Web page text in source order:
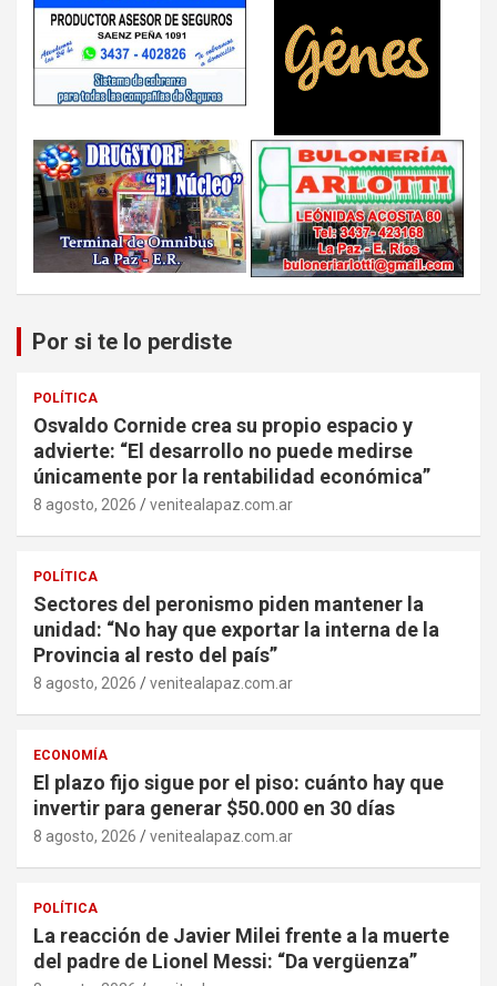
Por si te lo perdiste
POLÍTICA
Osvaldo Cornide crea su propio espacio y
advierte: “El desarrollo no puede medirse
únicamente por la rentabilidad económica”
8 agosto, 2026 venitealapaz.com.ar
POLÍTICA
Sectores del peronismo piden mantener la
unidad: “No hay que exportar la interna de la
Provincia al resto del país”
8 agosto, 2026 venitealapaz.com.ar
ECONOMÍA
El plazo fijo sigue por el piso: cuánto hay que
invertir para generar $50.000 en 30 días
8 agosto, 2026 venitealapaz.com.ar
POLÍTICA
La reacción de Javier Milei frente a la muerte
del padre de Lionel Messi: “Da vergüenza”